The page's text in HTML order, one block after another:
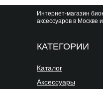
КАТЕГОРИИ
Аксессуары
Каталог
Интернет-магазин
аксессуаров в Москве